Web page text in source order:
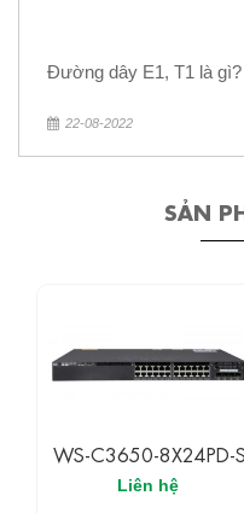
Đường dây E1, T1 là
22-08-2022
SẢN
WS-C3650-8X24PD-S
Liên hệ